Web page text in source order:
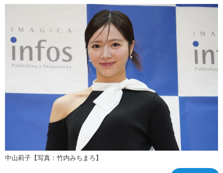
その他
中山莉子【写真：竹内みちまろ】